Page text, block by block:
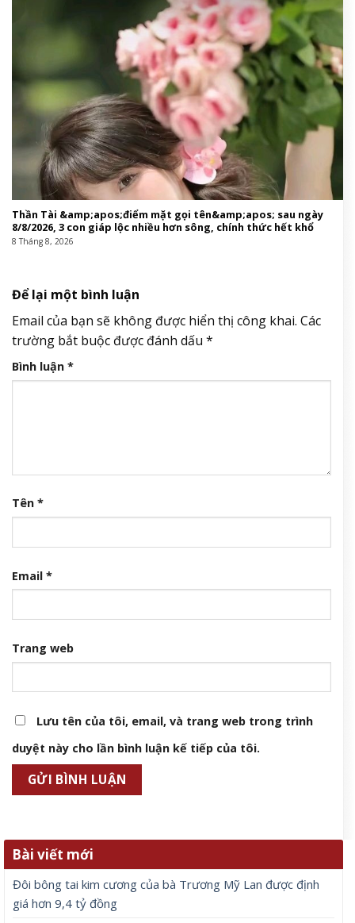
Thần Tài &amp;apos;điểm mặt gọi tên&amp;apos; sau ngày
8/8/2026, 3 con giáp lộc nhiều hơn sông, chính thức hết khổ
8 Tháng 8, 2026
Để lại một bình luận
Email của bạn sẽ không được hiển thị công khai. Các
trường bắt buộc được đánh dấu *
Bình luận *
Tên *
Email *
Trang web
Lưu tên của tôi, email, và trang web trong trình
duyệt này cho lần bình luận kế tiếp của tôi.
Bài viết mới
Đôi bông tai kim cương của bà Trương Mỹ Lan được định
giá hơn 9,4 tỷ đồng